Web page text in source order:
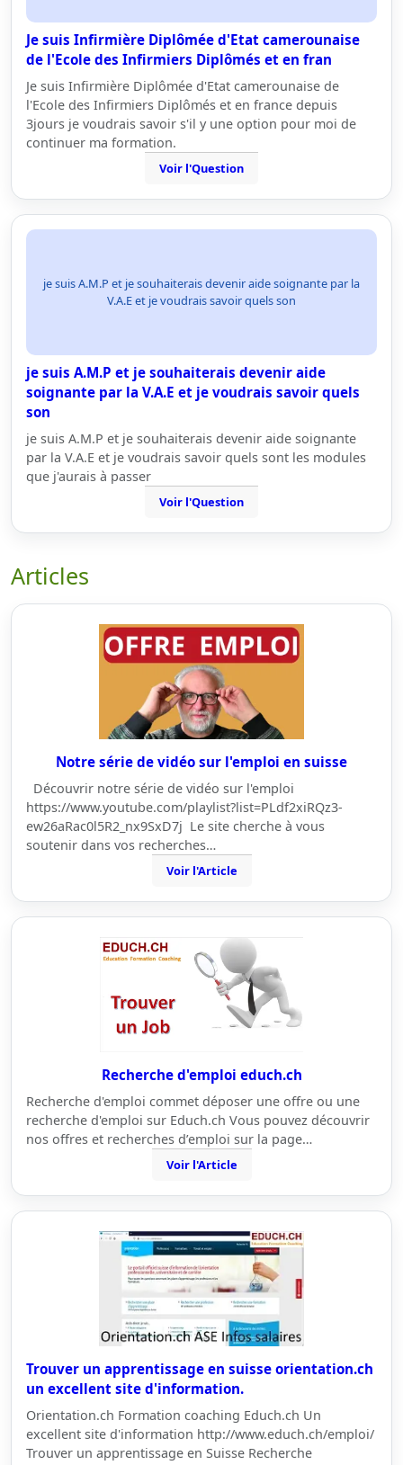
Je suis Infirmière Diplômée d'Etat camerounaise
de l'Ecole des Infirmiers Diplômés et en fran
Je suis Infirmière Diplômée d'Etat camerounaise de
l'Ecole des Infirmiers Diplômés et en france depuis
3jours je voudrais savoir s'il y une option pour moi de
continuer ma formation.
Voir l'Question
je suis A.M.P et je souhaiterais devenir aide soignante par la
V.A.E et je voudrais savoir quels son
je suis A.M.P et je souhaiterais devenir aide
soignante par la V.A.E et je voudrais savoir quels
son
je suis A.M.P et je souhaiterais devenir aide soignante
par la V.A.E et je voudrais savoir quels sont les modules
que j'aurais à passer
Voir l'Question
Articles
Notre série de vidéo sur l'emploi en suisse
Découvrir notre série de vidéo sur l'emploi
https://www.youtube.com/playlist?list=PLdf2xiRQz3-
ew26aRac0l5R2_nx9SxD7j Le site cherche à vous
soutenir dans vos recherches…
Voir l'Article
Recherche d'emploi educh.ch
Recherche d'emploi commet déposer une offre ou une
recherche d'emploi sur Educh.ch Vous pouvez découvrir
nos offres et recherches d’emploi sur la page…
Voir l'Article
Trouver un apprentissage en suisse orientation.ch
un excellent site d'information.
Orientation.ch Formation coaching Educh.ch Un
excellent site d'information http://www.educh.ch/emploi/
Trouver un apprentissage en Suisse Recherche